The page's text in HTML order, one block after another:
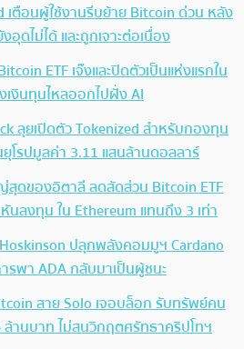
เตือนผู้ใช้งานรีบย้าย Bitcoin ด่วน หลัง
อุดไม่ได้ และถูกเจาะต่อเนื่อง
ETF เจ๊งและปิดตัวเป็นแห่งแรกใน
เงินทุนไหลออกไปฝั่ง AI
ลุยเปิดตัว Tokenized สำหรับกองทุน
โรปมูลค่า 3.11 แสนล้านดอลลาร์
สุดของอิตาลี ลดสัดส่วน Bitcoin ETF
นลงทุน ใน Ethereum แทนถึง 3 เท่า
ปลุกพลังคอมมูฯ Cardano
รพา ADA กลับมาเป็นผู้ชนะ
สาย Solo เจอบล็อก รับทรัพย์คน
ล้านบาท ไม่สนวิกฤตศรัทธาคริปโทฯ